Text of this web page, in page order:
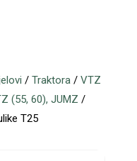
/ Traktora / VTZ
(55, 60), JUMZ /
T25